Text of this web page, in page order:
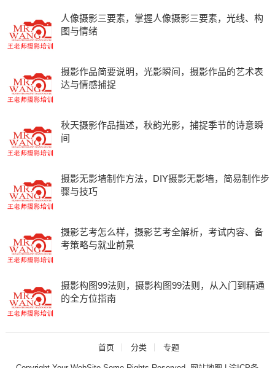
人像摄影三要素，掌握人像摄影三要素，光线、构
图与情绪
摄影作品简要说明，光影瞬间，摄影作品的艺术表
达与情感捕捉
秋天摄影作品描述，秋韵光影，捕捉季节的诗意瞬
间
摄影无影墙制作方法，DIY摄影无影墙，简易制作步
骤与技巧
摄影艺考怎么样，摄影艺考全解析，考试内容、备
考策略与就业前景
摄影构图99法则，摄影构图99法则，从入门到精通
的全方位指南
首页 分类 专题